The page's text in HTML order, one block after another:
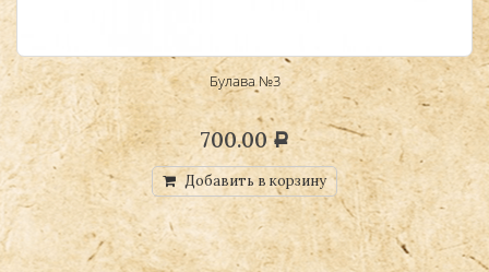
Булава №3
700.00Р
Добавить в корзину